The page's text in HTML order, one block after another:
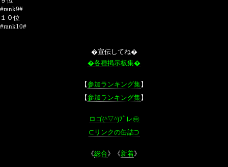
#rank9#
１０位
#rank10#
�宣伝してね�
�各種掲示板集�
【参加ランキング集】
【参加ランキング集】
ロゴ(^▽^)ﾌﾟレ㊥
⊂リンクの缶詰⊃
《総合》《新着》